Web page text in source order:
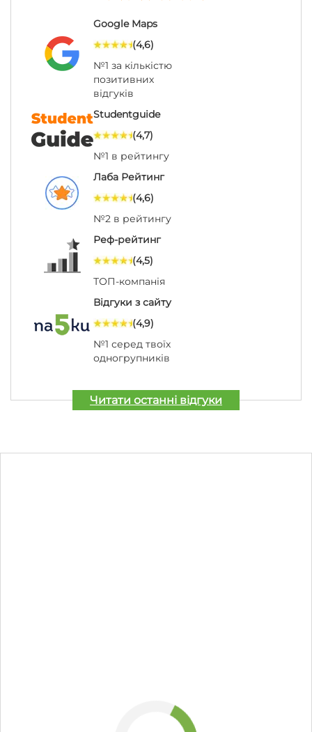
Google Maps
(4,6)
№1 за кількістю
позитивних
відгуків
Studentguide
(4,7)
№1 в рейтингу
Лаба Рейтинг
(4,6)
№2 в рейтингу
Реф-рейтинг
(4,5)
ТОП-компанія
Відгуки з сайту
(4,9)
№1 серед твоїх
одногрупників
Читати останні відгуки